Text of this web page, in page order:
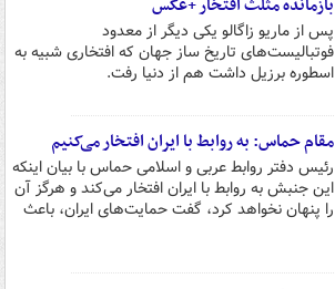
پس از ماریو زاگالو یکی دیگر از معدود
فوتبالیست‌های تاریخ ساز جهان که افتخاری شبیه به
اسطوره برزیل داشت هم از دنیا رفت.
مقام حماس: به روابط با ایران افتخار می‌کنیم
رئیس دفتر روابط عربی و اسلامی حماس با بیان اینکه
این جنبش به روابط با ایران افتخار می‌کند و هرگز آن
را پنهان نخواهد کرد، گفت حمایت‌های ایران، باعث